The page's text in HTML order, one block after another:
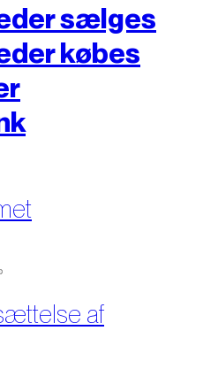
sælges
købes
af